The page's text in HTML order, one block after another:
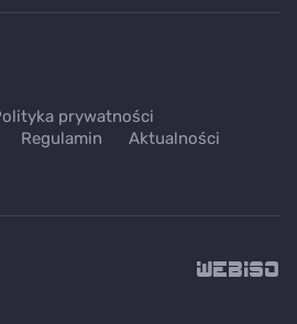
prywatności
Regulamin
Aktualności
WEBISO